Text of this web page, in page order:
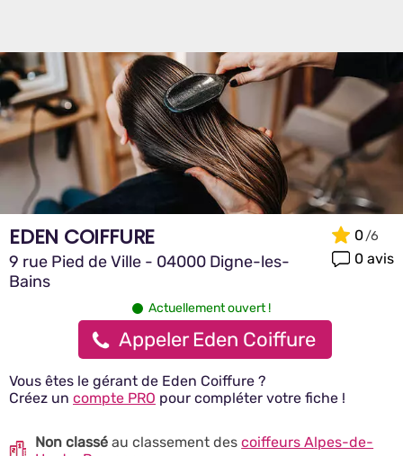
EDEN COIFFURE
9 rue Pied de Ville - 04000 Digne-les-
Bains
0
0 avis
Actuellement ouvert !
Appeler Eden Coiffure
Vous êtes le gérant de Eden Coiffure ?
Créez un compte PRO pour compléter votre fiche !
Non classé au classement descoiffeurs Alpes-de-